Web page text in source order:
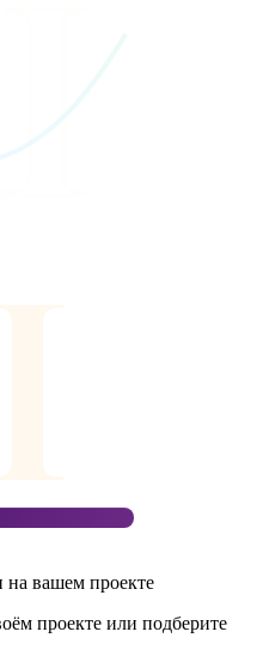
на вашем проекте
проекте или подберите